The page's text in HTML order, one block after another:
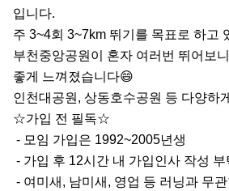
입니다.
주 3~4회 3~7km 뛰기를 목표로 하고
부천중앙공원이 혼자 여러번 뛰어보
좋게 느껴졌습니다😄
인천대공원, 상동호수공원 등 다양하
☆가입 전 필독☆